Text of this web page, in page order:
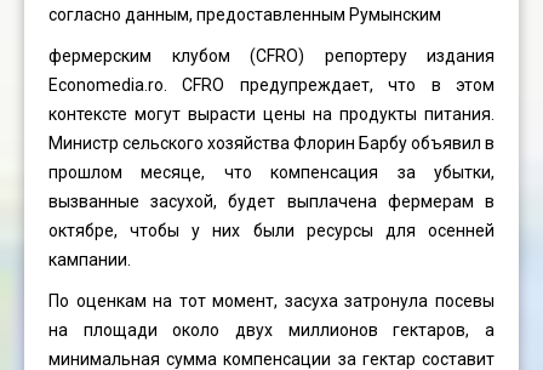
согласно данным, предоставленным Румынским
фермерским клубом (CFRO) репортеру издания
Economedia.ro. CFRO предупреждает, что в этом
контексте могут вырасти цены на продукты питания.
Министр сельского хозяйства Флорин Барбу объявил в
прошлом месяце, что компенсация за убытки,
вызванные засухой, будет выплачена фермерам в
октябре, чтобы у них были ресурсы для осенней
кампании.
По оценкам на тот момент, засуха затронула посевы
на площади около двух миллионов гектаров, а
минимальная сумма компенсации за гектар составит